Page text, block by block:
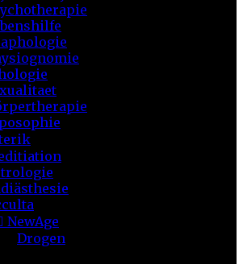
NewAge
Drogen